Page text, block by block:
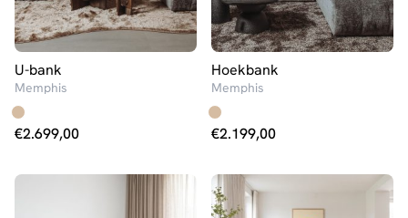
U-bank
Memphis
€2.699,00
Hoekbank
Memphis
€2.199,00